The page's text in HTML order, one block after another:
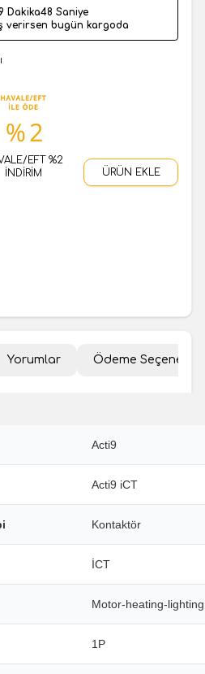
Dakika47 Saniye
verirsen bugün kargoda
EFT %2
İNDİRİM
ÜRÜN EKLE
Yorumlar Ödeme
Acti9
Acti9 iCT
Kontaktör
İCT
Motor-heating-lighting
1P